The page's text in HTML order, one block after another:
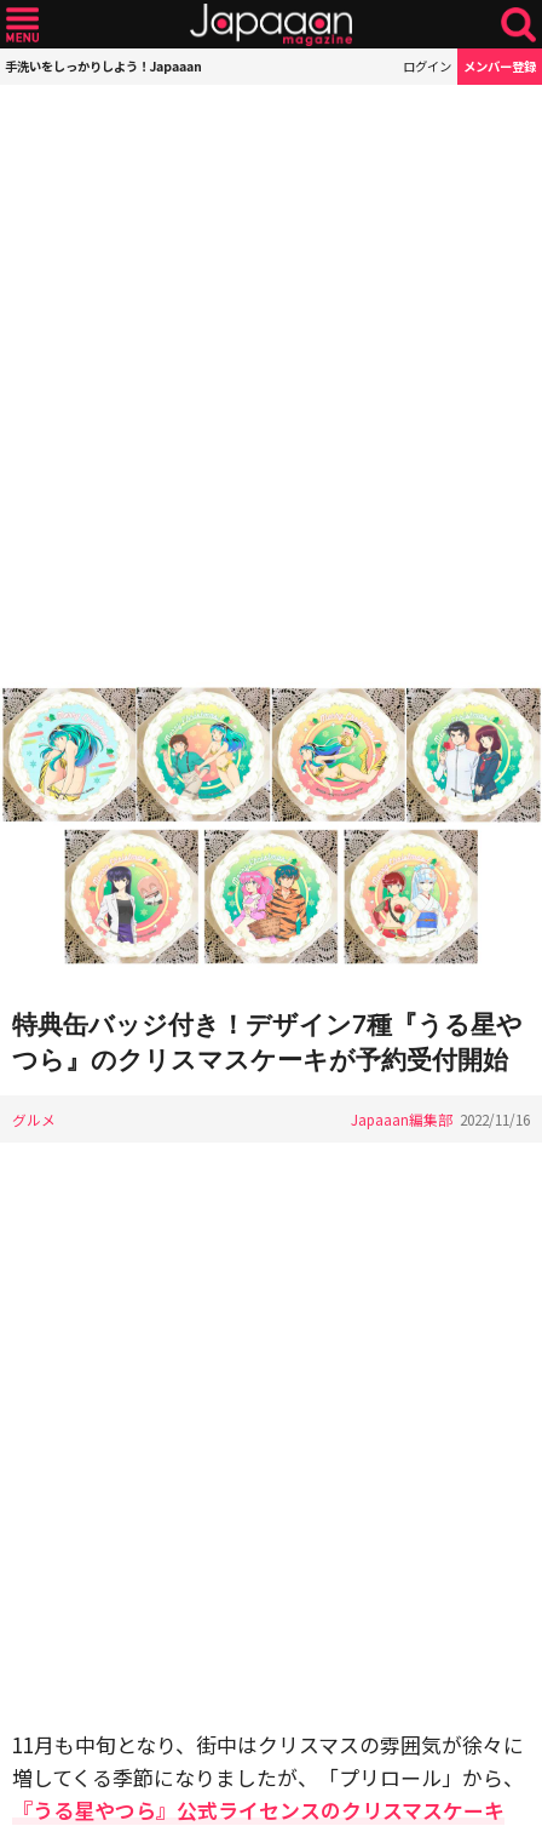
手洗いをしっかりしよう！Japaaan ログイン メンバー登録
特典缶バッジ付き！デザイン7種『うる星や
つら』のクリスマスケーキが予約受付開始
グルメ Japaaan編集部 2022/11/16
11月も中旬となり、街中はクリスマスの雰囲気が徐々に
増してくる季節になりましたが、「プリロール」から、
『うる星やつら』公式ライセンスのクリスマスケーキ